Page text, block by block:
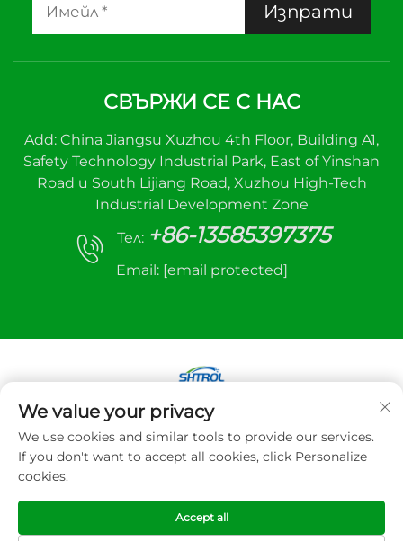
Изпрати
СВЪРЖИ СЕ С НАС
Add: China Jiangsu Xuzhou 4th Floor, Building A1,
Safety Technology Industrial Park, East of Yinshan
Road и South Lijiang Road, Xuzhou High-Tech
Industrial Development Zone
Тел: +86-13585397375
Email: [email protected]
Copyright © 2025 Xuzhou sanhe оборудване за
автоматично управление Co., LTD. Всички
права запазени
We value your privacy
We use cookies and similar tools to provide our services.
If you don't want to accept all cookies, click Personalize
cookies.
Accept all